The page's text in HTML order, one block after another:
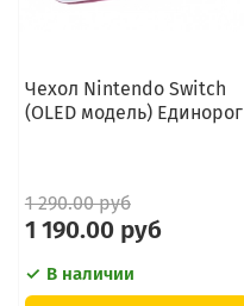
Чехол Nintendo Switch
(OLED модель) Единорог
1 290.00 руб
1 190.00 руб
В наличии